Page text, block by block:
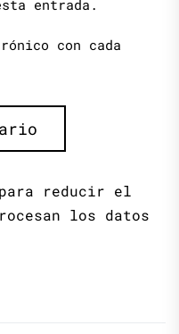
entrada.
con cada
reducir el
los datos